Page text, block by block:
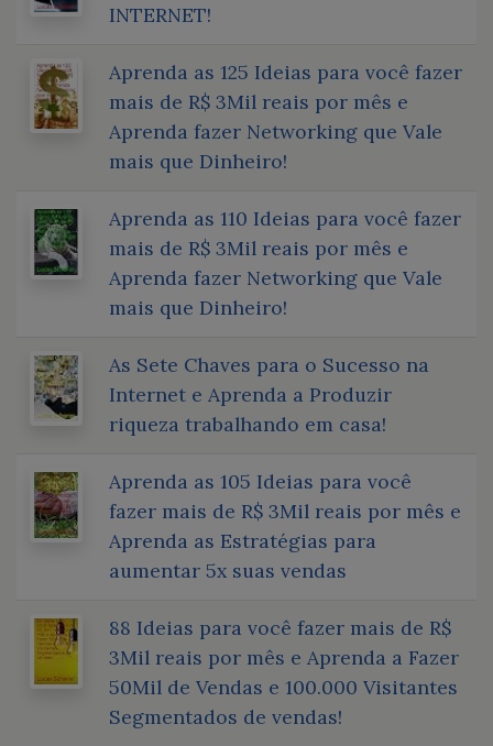
INTERNET!
Aprenda as 125 Ideias para você fazer
mais de R$ 3Mil reais por mês e
Aprenda fazer Networking que Vale
mais que Dinheiro!
Aprenda as 110 Ideias para você fazer
mais de R$ 3Mil reais por mês e
Aprenda fazer Networking que Vale
mais que Dinheiro!
As Sete Chaves para o Sucesso na
Internet e Aprenda a Produzir
riqueza trabalhando em casa!
Aprenda as 105 Ideias para você
fazer mais de R$ 3Mil reais por mês e
Aprenda as Estratégias para
aumentar 5x suas vendas
88 Ideias para você fazer mais de R$
3Mil reais por mês e Aprenda a Fazer
50Mil de Vendas e 100.000 Visitantes
Segmentados de vendas!